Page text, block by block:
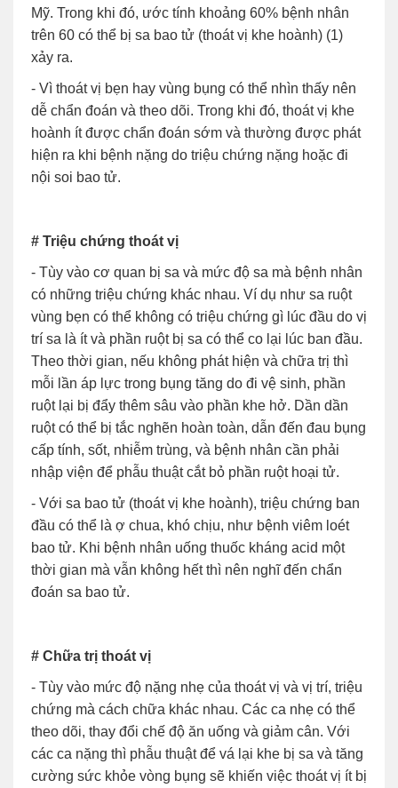
Mỹ. Trong khi đó, ước tính khoảng 60% bệnh nhân
trên 60 có thể bị sa bao tử (thoát vị khe hoành) (1)
xảy ra.
- Vì thoát vị bẹn hay vùng bụng có thể nhìn thấy nên
dễ chẩn đoán và theo dõi. Trong khi đó, thoát vị khe
hoành ít được chẩn đoán sớm và thường được phát
hiện ra khi bệnh nặng do triệu chứng nặng hoặc đi
nội soi bao tử.
# Triệu chứng thoát vị
- Tùy vào cơ quan bị sa và mức độ sa mà bệnh nhân
có những triệu chứng khác nhau. Ví dụ như sa ruột
vùng bẹn có thể không có triệu chứng gì lúc đầu do vị
trí sa là ít và phần ruột bị sa có thể co lại lúc ban đầu.
Theo thời gian, nếu không phát hiện và chữa trị thì
mỗi lần áp lực trong bụng tăng do đi vệ sinh, phần
ruột lại bị đẩy thêm sâu vào phần khe hở. Dần dần
ruột có thể bị tắc nghẽn hoàn toàn, dẫn đến đau bụng
cấp tính, sốt, nhiễm trùng, và bệnh nhân cần phải
nhập viện để phẫu thuật cắt bỏ phần ruột hoại tử.
- Với sa bao tử (thoát vị khe hoành), triệu chứng ban
đầu có thể là ợ chua, khó chịu, như bệnh viêm loét
bao tử. Khi bệnh nhân uống thuốc kháng acid một
thời gian mà vẫn không hết thì nên nghĩ đến chẩn
đoán sa bao tử.
# Chữa trị thoát vị
- Tùy vào mức độ nặng nhẹ của thoát vị và vị trí, triệu
chứng mà cách chữa khác nhau. Các ca nhẹ có thể
theo dõi, thay đổi chế độ ăn uống và giảm cân. Với
các ca nặng thì phẫu thuật để vá lại khe bị sa và tăng
cường sức khỏe vòng bụng sẽ khiến việc thoát vị ít bị